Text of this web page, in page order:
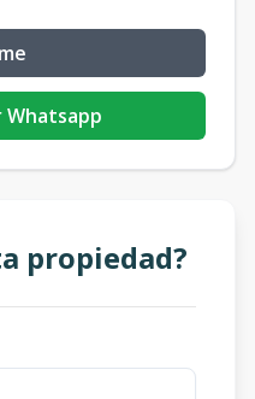
Whatsapp
propiedad?